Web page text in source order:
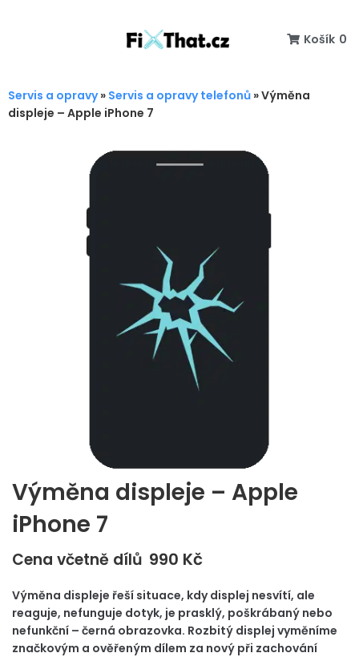
Košík 0
Servis a opravy» Servis a opravy telefonů »Výměna
displeje – Apple iPhone 7
Výměna displeje – Apple
iPhone 7
Cena včetně dílů 990 Kč
Výměna displeje řeší situace, kdy displej nesvítí, ale
reaguje, nefunguje dotyk, je prasklý, poškrábaný nebo
nefunkční – černá obrazovka. Rozbitý displej vyměníme
značkovým a ověřeným dílem za nový při zachování